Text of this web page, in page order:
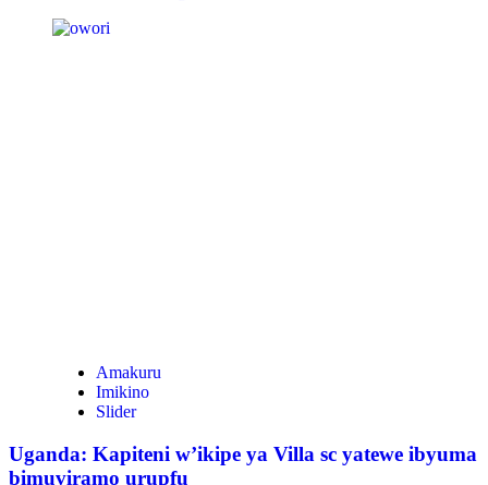
Amakuru
Imikino
Slider
Uganda: Kapiteni w’ikipe ya Villa sc yatewe ibyuma
bimuviramo urupfu